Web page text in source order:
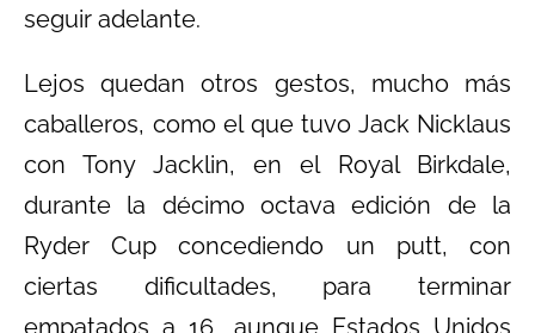
seguir adelante.
Lejos quedan otros gestos, mucho más
caballeros, como el que tuvo Jack Nicklaus
con Tony Jacklin, en el Royal Birkdale,
durante la décimo octava edición de la
Ryder Cup concediendo un putt, con
ciertas dificultades, para terminar
empatados a 16, aunque Estados Unidos